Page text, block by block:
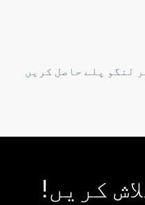
لنگو پلے حاصل کریں
کریں!